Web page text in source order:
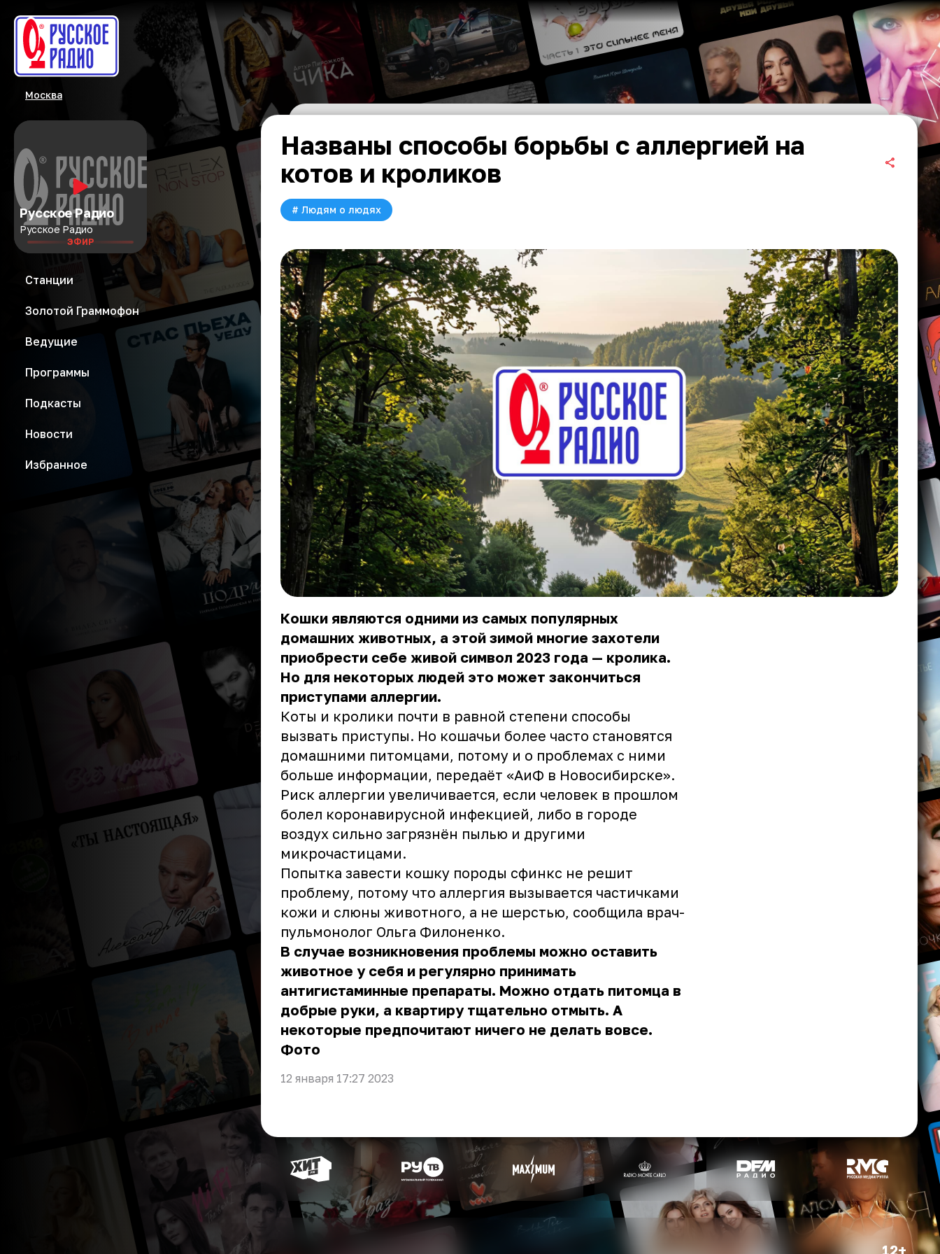
Москва
Русское Радио
Русское Радио
ЭФИР
Станции
Золотой Граммофон
Ведущие
Программы
Подкасты
Новости
Избранное
Названы способы борьбы с аллергией на
котов и кроликов
# Людям о людях
Кошки являются одними из самых популярных
домашних животных, а этой зимой многие захотели
приобрести себе живой символ 2023 года — кролика.
Но для некоторых людей это может закончиться
приступами аллергии.
Коты и кролики почти в равной степени способы
вызвать приступы. Но кошачьи более часто становятся
домашними питомцами, потому и о проблемах с ними
больше информации, передаёт «АиФ в Новосибирске».
Риск аллергии увеличивается, если человек в прошлом
болел коронавирусной инфекцией, либо в городе
воздух сильно загрязнён пылью и другими
микрочастицами.
Попытка завести кошку породы сфинкс не решит
проблему, потому что аллергия вызывается частичками
кожи и слюны животного, а не шерстью, сообщила врач-
пульмонолог Ольга Филоненко.
В случае возникновения проблемы можно оставить
животное у себя и регулярно принимать
антигистаминные препараты. Можно отдать питомца в
добрые руки, а квартиру тщательно отмыть. А
некоторые предпочитают ничего не делать вовсе.
Фото
12 января 17:27 2023
12+